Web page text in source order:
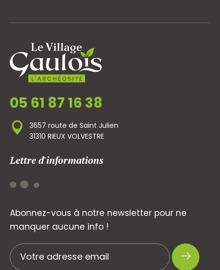
05 61 87 16 38
3657 route de Saint Julien
31310 RIEUX VOLVESTRE
Lettre d'informations
Abonnez-vous à notre newsletter pour ne
manquer aucune info !